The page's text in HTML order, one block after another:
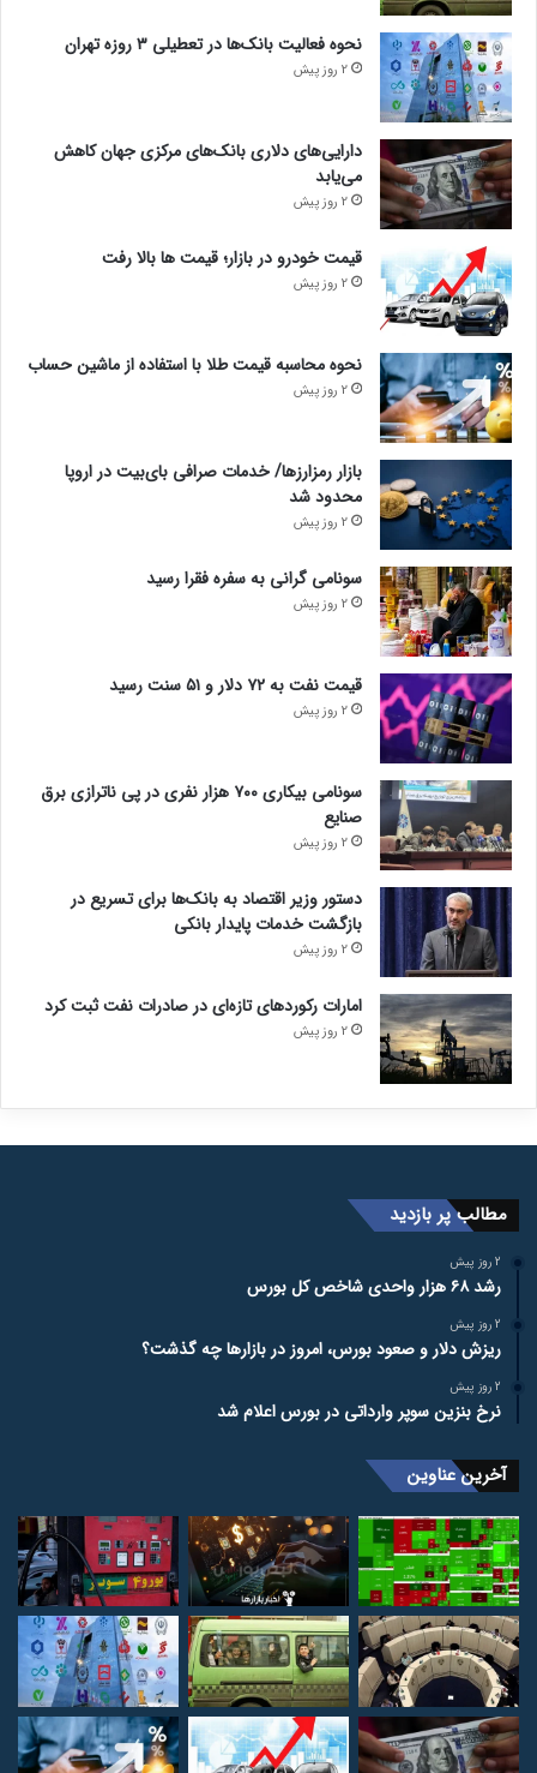
نحوه فعالیت بانک‌ها در تعطیلی ۳ روزه تهران
2 روز پیش
دارایی‌های دلاری بانک‌های مرکزی جهان کاهش
می‌یابد
2 روز پیش
قیمت خودرو در بازار؛ قیمت ها بالا رفت
2 روز پیش
نحوه محاسبه قیمت طلا با استفاده از ماشین حساب
2 روز پیش
بازار رمزارزها/ خدمات صرافی بای‌بیت در اروپا
محدود شد
2 روز پیش
سونامی گرانی به سفره فقرا رسید
2 روز پیش
قیمت نفت به ۷۲ دلار و ۵۱ سنت رسید
2 روز پیش
سونامی بیکاری ۷۰۰ هزار نفری در پی ناترازی برق
صنایع
2 روز پیش
دستور وزیر اقتصاد به بانک‌ها برای تسریع در
بازگشت خدمات پایدار بانکی
2 روز پیش
امارات رکورد‌های تازه‌ای در صادرات نفت ثبت کرد
2 روز پیش
مطالب پر بازدید
2 روز پیش
رشد ۶۸ هزار واحدی شاخص کل بورس
2 روز پیش
ریزش دلار و صعود بورس، امروز در بازارها چه گذشت؟
2 روز پیش
نرخ بنزین سوپر وارداتی در بورس اعلام شد
آخرین عناوین